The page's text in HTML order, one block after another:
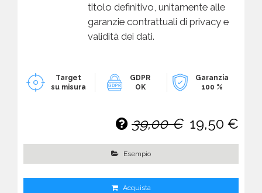
titolo definitivo, unitamente alle
garanzie contrattuali di privacy e
validità dei dati.
Target
su misura
GDPR
OK
Garanzia
100 %
39,00 € 19,50 €
Esempio
Acquista